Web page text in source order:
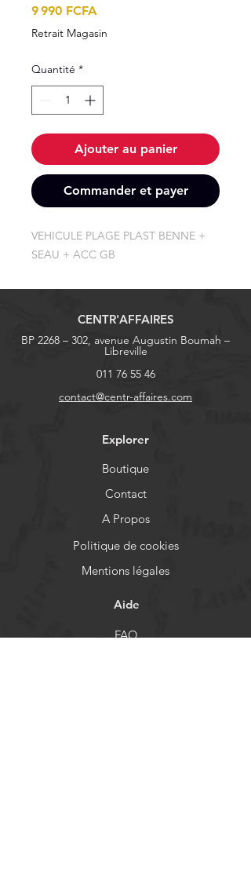
9 990 FCFA
Retrait Magasin
Quantité *
Ajouter au panier
Commander et payer
VEHICULE PLAGE PLAST BENNE +
SEAU + ACC GB
CENTR'AFFAIRES
BP 2268 – 302, avenue Augustin Boumah –
Libreville
011 76 55 46
contact@centr-affaires.com
Explorer
Boutique
Contact
A Propos
Politique de cookies
Mentions légales
Aide
FAQ